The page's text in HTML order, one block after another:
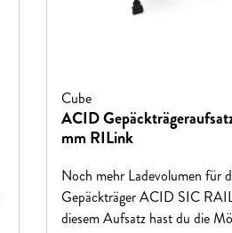
Cube
ACID
mm RILink
Noch mehr Ladevolumen für
Gepäckträger ACID SIC
diesem Aufsatz hast du die